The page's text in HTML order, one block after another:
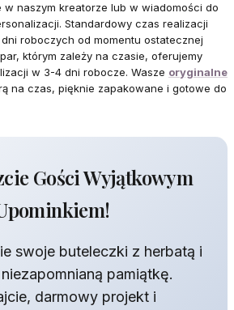
w naszym kreatorze lub w wiadomości do
Standardowy czas realizacji
roboczych od momentu ostatecznej
którym zależy na czasie, oferujemy
w 3-4 dni robocze. Wasze oryginalne
na czas, pięknie zapakowane i gotowe do
Gości Wyjątkowym
swoje buteleczki z herbatą i
pamiątkę.
darmowy projekt i